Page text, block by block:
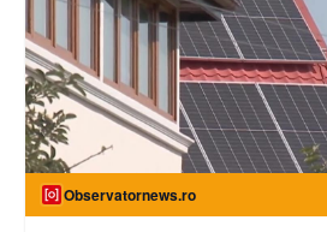
Observatornews.ro